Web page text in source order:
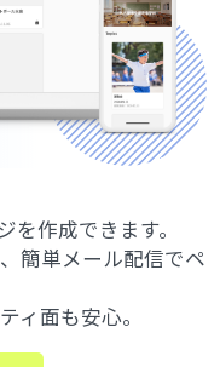
作成できます。
簡単メール配信でペ
ィ面も安心。